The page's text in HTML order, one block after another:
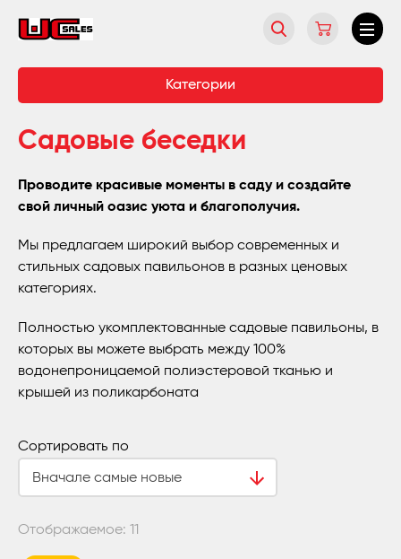
Категории
Садовые беседки
Проводите красивые моменты в саду и создайте
свой личный оазис уюта и благополучия.
Мы предлагаем широкий выбор современных и
стильных садовых павильонов в разных ценовых
категориях.
Полностью укомплектованные садовые павильоны, в
которых вы можете выбрать между 100%
водонепроницаемой полиэстеровой тканью и
крышей из поликарбоната
Сортировать по
Вначале самые новые
Отображаемое: 11